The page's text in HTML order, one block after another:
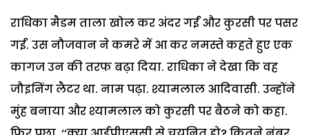
राधिका मैडम ताला खोल कर अंदर गईं और कुरसी पर पसर
गईं. उस नौजवान ने कमरे में आ कर नमस्ते कहते हुए एक
कागज उन की तरफ बढ़ा दिया. राधिका ने देखा कि वह
जौइनिंग लैटर था. नाम पढ़ा. श्यामलाल आदिवासी. उन्होंने
मुंह बनाया और श्यामलाल को कुरसी पर बैठने को कहा.